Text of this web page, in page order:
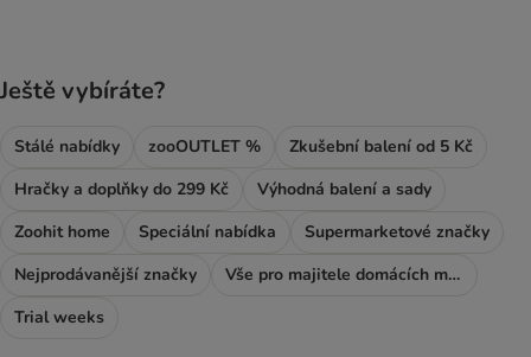
Ještě vybíráte?
Stálé nabídky zooOUTLET %
Zkušební balení od 5 Kč
Hračky a doplňky do 299 Kč
Výhodná balení a sady
Zoohit home
Speciální nabídka
Supermarketové značky
Nejprodávanější značky
Vše pro majitele domácích mazlíčků
Trial weeks